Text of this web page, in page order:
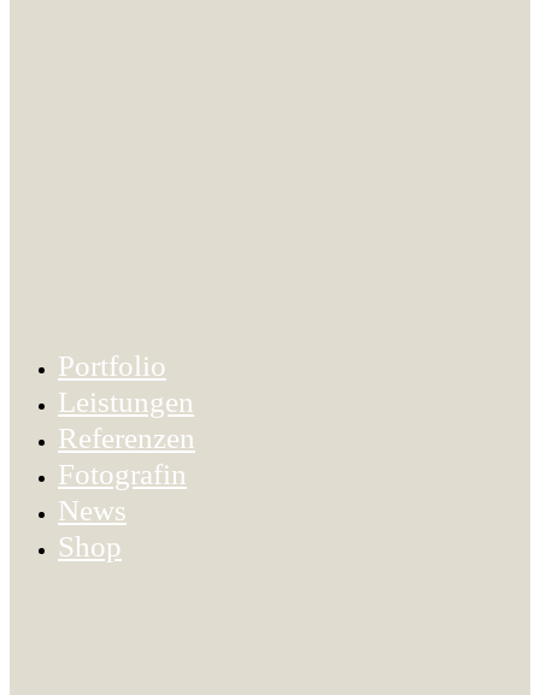
Portfolio
Leistungen
Referenzen
Fotografin
News
Shop